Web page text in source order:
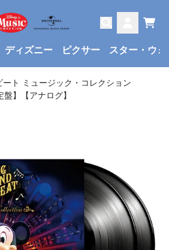
Account
Cart
ディズニー ピクサー スター・ウォ
ート ミュージック・コレクション
盤】【アナログ】